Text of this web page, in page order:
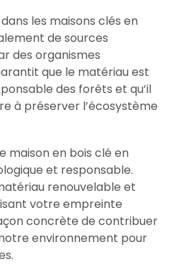
les maisons clés en
de sources
des organismes
que le matériau est
des forêts et qu’il
à préserver l’écosystème
maison en bois clé en
et responsable.
renouvelable et
votre empreinte
concrète de contribuer
environnement pour